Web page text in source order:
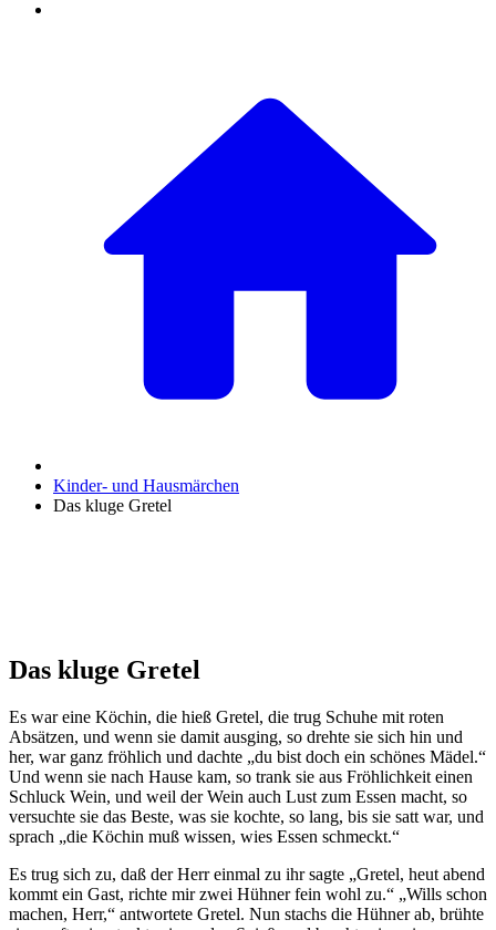
Kinder- und Hausmärchen
Das kluge Gretel
Das kluge Gretel
Es war eine Köchin, die hieß Gretel, die trug Schuhe mit roten
Absätzen, und wenn sie damit ausging, so drehte sie sich hin und
her, war ganz fröhlich und dachte „du bist doch ein schönes Mädel.“
Und wenn sie nach Hause kam, so trank sie aus Fröhlichkeit einen
Schluck Wein, und weil der Wein auch Lust zum Essen macht, so
versuchte sie das Beste, was sie kochte, so lang, bis sie satt war, und
sprach „die Köchin muß wissen, wies Essen schmeckt.“
Es trug sich zu, daß der Herr einmal zu ihr sagte „Gretel, heut abend
kommt ein Gast, richte mir zwei Hühner fein wohl zu.“ „Wills schon
machen, Herr,“ antwortete Gretel. Nun stachs die Hühner ab, brühte